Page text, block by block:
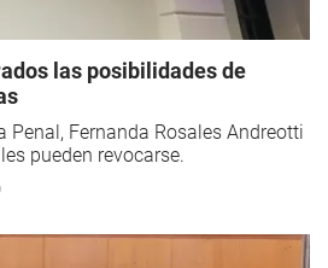
las posibilidades de
Penal, Fernanda Rosales Andreotti
pueden revocarse.